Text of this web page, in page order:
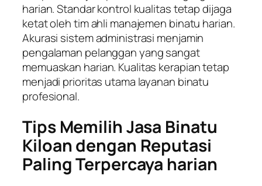
harian. Standar kontrol kualitas tetap dijaga
ketat oleh tim ahli manajemen binatu harian.
Akurasi sistem administrasi menjamin
pengalaman pelanggan yang sangat
memuaskan harian. Kualitas kerapian tetap
menjadi prioritas utama layanan binatu
profesional.
Tips Memilih Jasa Binatu
Kiloan dengan Reputasi
Paling Terpercaya harian